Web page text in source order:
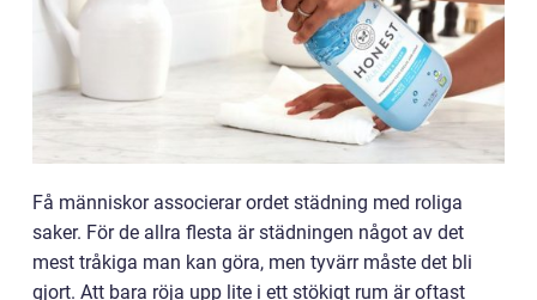
Få människor associerar ordet städning med roliga
saker. För de allra flesta är städningen något av det
mest tråkiga man kan göra, men tyvärr måste det bli
gjort. Att bara röja upp lite i ett stökigt rum är oftast